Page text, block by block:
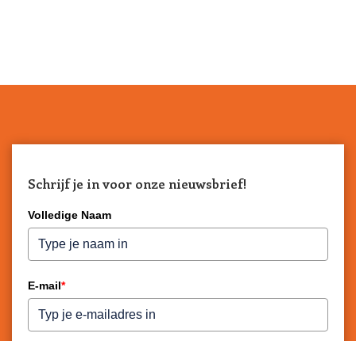
Schrijf je in voor onze nieuwsbrief!
Volledige Naam
E-mail*